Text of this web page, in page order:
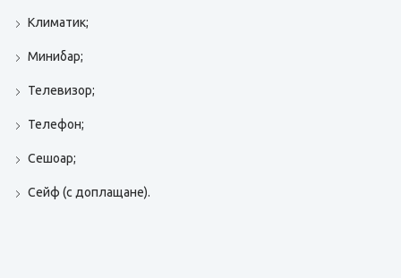
Климатик;
Минибар;
Телевизор;
Телефон;
Сешоар;
Сейф (с доплащане).